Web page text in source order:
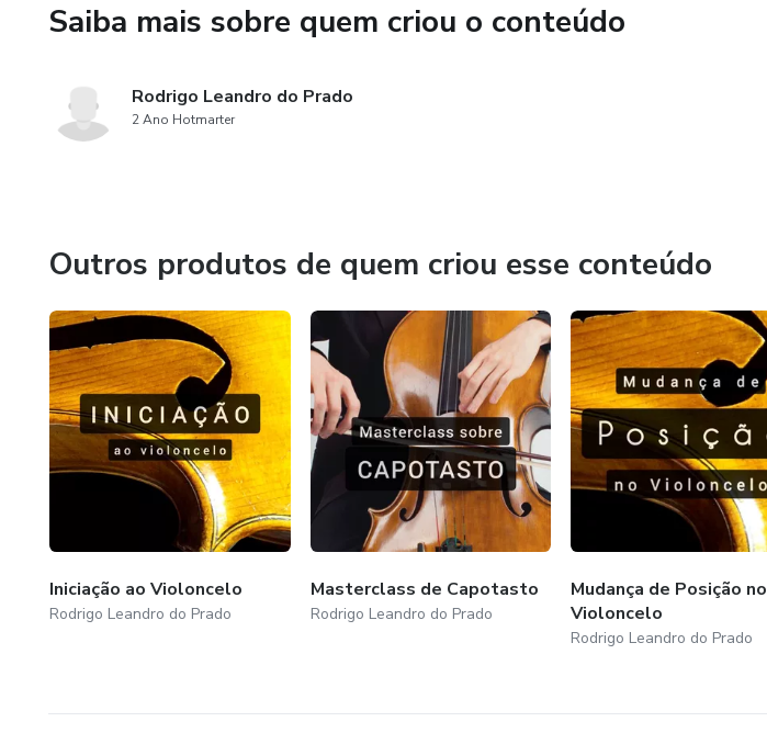
Saiba mais sobre quem criou o conteúdo
Rodrigo Leandro do Prado
2 Ano Hotmarter
Outros produtos de quem criou esse conteúdo
Iniciação ao Violoncelo
Rodrigo Leandro do Prado
Masterclass de Capotasto
Rodrigo Leandro do Prado
Mudança de Posição no
Violoncelo
Rodrigo Leandro do Prado